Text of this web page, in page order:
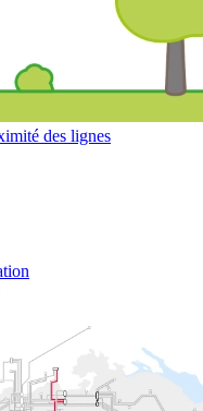
des lignes